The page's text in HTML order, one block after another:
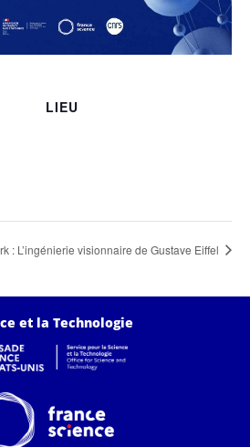
LIEU
: L’ingénierie visionnaire de Gustave Eiffel
et la Technologie